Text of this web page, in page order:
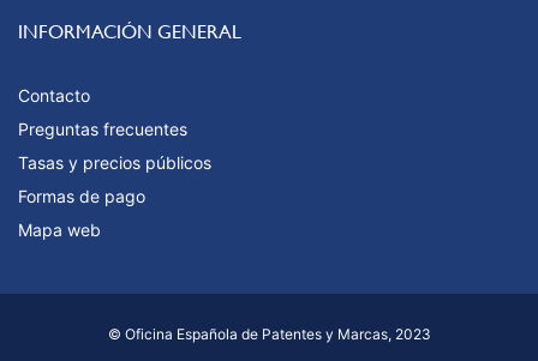
INFORMACIÓN GENERAL
Contacto
Preguntas frecuentes
Tasas y precios públicos
Formas de pago
Mapa web
© Oficina Española de Patentes y Marcas, 2023